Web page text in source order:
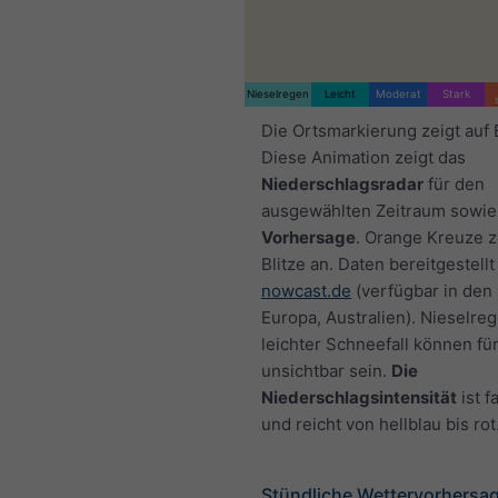
Nieselregen Leicht Moderat Stark
Die Ortsmarkierung zeigt auf
Diese Animation zeigt das
Niederschlagsradar für den
ausgewählten Zeitraum
Vorhersage. Orange Kreuze
Blitze an. Daten
nowcast.de (verfügbar in den
Europa, Australien).
leichter Schneefall können
unsichtbar sein. Die
Niederschlagsintensität ist
und reicht von hellblau bis